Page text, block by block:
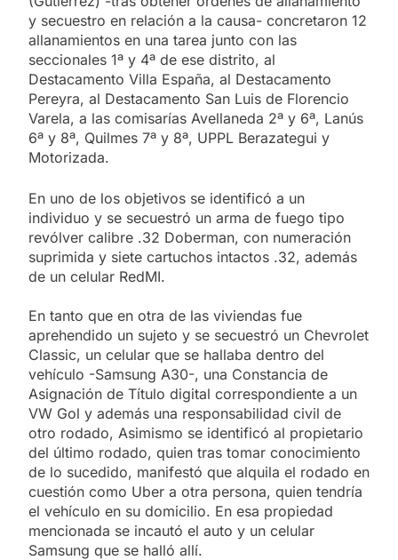
y secuestro en relación a la causa- concretaron 12
allanamientos en una tarea junto con las
seccionales 1ª y 4ª de ese distrito, al
Destacamento Villa España, al Destacamento
Pereyra, al Destacamento San Luis de Florencio
Varela, a las comisarías Avellaneda 2ª y 6ª, Lanús
6ª y 8ª, Quilmes 7ª y 8ª, UPPL Berazategui y
Motorizada.
En uno de los objetivos se identificó a un
individuo y se secuestró un arma de fuego tipo
revólver calibre .32 Doberman, con numeración
suprimida y siete cartuchos intactos .32, además
de un celular RedMI.
En tanto que en otra de las viviendas fue
aprehendido un sujeto y se secuestró un Chevrolet
Classic, un celular que se hallaba dentro del
vehículo -Samsung A30-, una Constancia de
Asignación de Título digital correspondiente a un
VW Gol y además una responsabilidad civil de
otro rodado, Asimismo se identificó al propietario
del último rodado, quien tras tomar conocimiento
de lo sucedido, manifestó que alquila el rodado en
cuestión como Uber a otra persona, quien tendría
el vehículo en su domicilio. En esa propiedad
mencionada se incautó el auto y un celular
Samsung que se halló allí.